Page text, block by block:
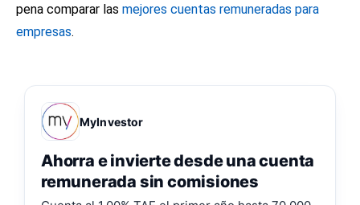
pena comparar las mejores cuentas remuneradas para
empresas.
MyInvestor
Ahorra e invierte desde una cuenta
remunerada sin comisiones